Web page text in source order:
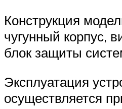
Конструкция
чугунный корпус,
блок защиты
Эксплуатация
осуществляется